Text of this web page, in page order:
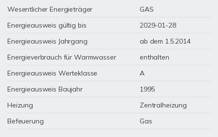
Wesentlicher Energieträger
GAS
Energieausweis gültig bis
2029-01-28
Energieausweis Jahrgang
ab dem 1.5.2014
Energieverbrauch für Warmwasser
enthalten
Energieausweis Werteklasse
A
Energieausweis Baujahr
1995
Heizung
Zentralheizung
Befeuerung
Gas